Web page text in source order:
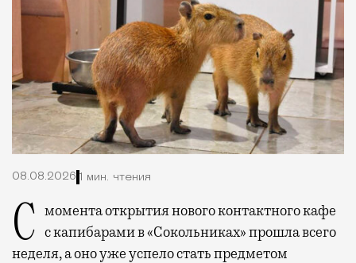
08.08.2026 1 мин. чтения
С момента открытия нового контактного кафе с капибарами в «Сокольниках» прошла всего
неделя, а оно уже успело стать предметом